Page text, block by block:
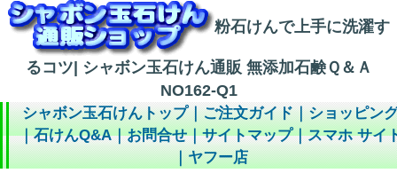
粉石けんで上手に洗濯す
るコツ| シャボン玉石けん通販 無添加石鹸Ｑ＆Ａ
NO162-Q1
シャボン玉石けんトップ｜ご注文ガイド｜ショッピン
｜石けんQ&A｜お問合せ｜サイトマップ｜スマホ サイ
｜ヤフー店